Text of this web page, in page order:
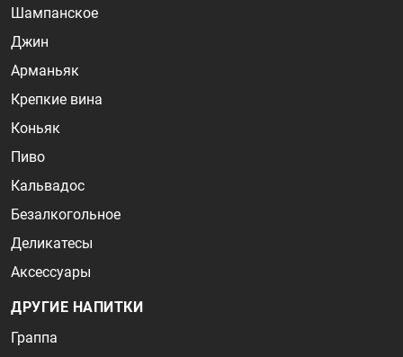
Шампанское
Джин
Арманьяк
Крепкие вина
Коньяк
Пиво
Кальвадос
Безалкогольное
Деликатесы
Аксессуары
ДРУГИЕ НАПИТКИ
Граппа